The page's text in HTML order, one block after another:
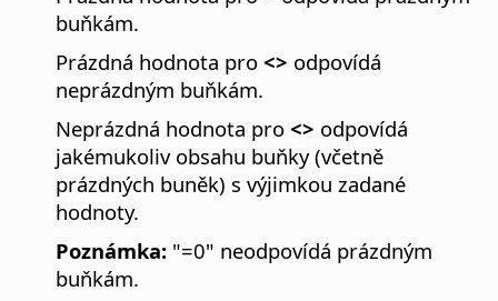
buňkám.
Prázdná hodnota pro <> odpovídá
neprázdným buňkám.
Neprázdná hodnota pro <> odpovídá
jakémukoliv obsahu buňky (včetně
prázdných buněk) s výjimkou zadané
hodnoty.
Poznámka: "=0" neodpovídá prázdným
buňkám.